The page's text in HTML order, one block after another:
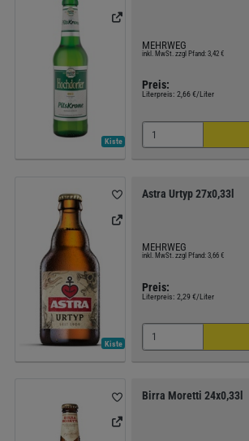
Kiste
MEHRWEG
inkl. MwSt. zzgl Pfand: 3,42 €
Preis:
Literpreis: 2,66 €/Liter
Kiste
Astra Urtyp 27x0,33l
MEHRWEG
inkl. MwSt. zzgl Pfand: 3,66 €
Preis:
Literpreis: 2,29 €/Liter
Birra Moretti 24x0,33l